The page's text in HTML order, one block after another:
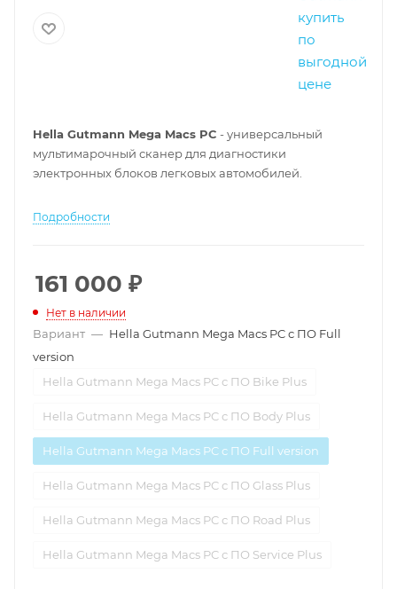
Hella Gutmann Mega Macs PC - универсальный
мультимарочный сканер для диагностики
электронных блоков легковых автомобилей.
Подробности
161 000 ₽
Нет в наличии
Вариант — Hella Gutmann Mega Macs PC с ПО Full
version
Hella Gutmann Mega Macs PC с ПО Bike Plus
Hella Gutmann Mega Macs PC с ПО Body Plus
Hella Gutmann Mega Macs PC с ПО Full version
Hella Gutmann Mega Macs PC с ПО Glass Plus
Hella Gutmann Mega Macs PC с ПО Road Plus
Hella Gutmann Mega Macs PC с ПО Service Plus